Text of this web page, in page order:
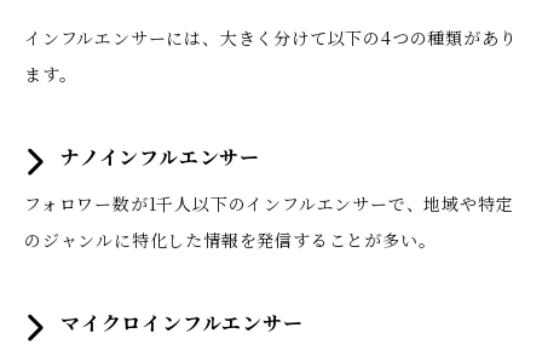
インフルエンサーには、大きく分けて以下の4つの種類があり
ます。
ナノインフルエンサー
フォロワー数が1千人以下のインフルエンサーで、地域や特定
のジャンルに特化した情報を発信することが多い。
マイクロインフルエンサー